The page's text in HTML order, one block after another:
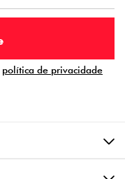
política de privacidade